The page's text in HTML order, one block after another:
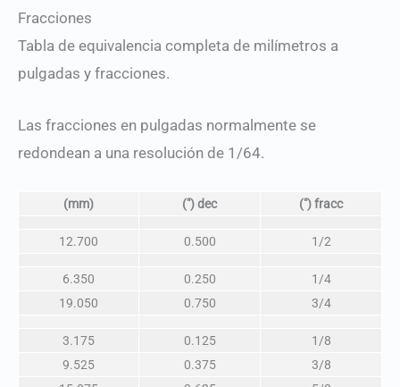
Fracciones
Tabla de equivalencia completa de milímetros a
pulgadas y fracciones.
Las fracciones en pulgadas normalmente se
redondean a una resolución de 1/64.
(mm) (″) dec (″) fracc
12.700 0.500 1/2
6.350 0.250
1/4
19.050
0.750 3/4
3.175 0.125
1/8
9.525
0.375
3/8